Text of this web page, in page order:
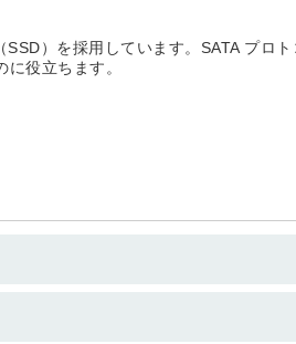
）を採用しています。SATA プロ
役立ちます。